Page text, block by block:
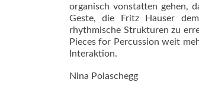
organisch vonstatten gehen,
Geste, die Fritz Hauser
rhythmische Strukturen zu
Pieces for Percussion weit
Interaktion.
Nina Polaschegg